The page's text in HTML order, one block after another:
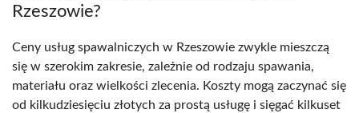
Rzeszowie?
Ceny usług spawalniczych w Rzeszowie zwykle mieszczą
się w szerokim zakresie, zależnie od rodzaju spawania,
materiału oraz wielkości zlecenia. Koszty mogą zaczynać się
od kilkudziesięciu złotych za prostą usługę i sięgać kilkuset